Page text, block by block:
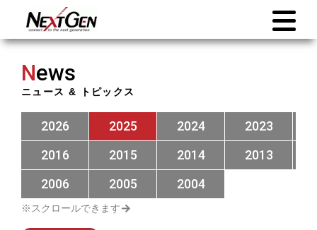
News
ニュース & トピックス
2026 2025 2024 2023
2016
2015 2014 2013
2006
2005 2004